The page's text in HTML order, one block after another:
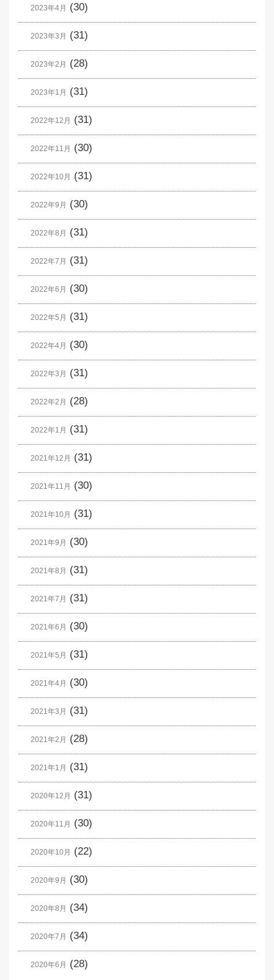
2023年4月 (30)
2023年3月 (31)
2023年2月 (28)
2023年1月 (31)
2022年12月 (31)
2022年11月 (30)
2022年10月 (31)
2022年9月 (30)
2022年8月 (31)
2022年7月 (31)
2022年6月 (30)
2022年5月 (31)
2022年4月 (30)
2022年3月 (31)
2022年2月 (28)
2022年1月 (31)
2021年12月 (31)
2021年11月 (30)
2021年10月 (31)
2021年9月 (30)
2021年8月 (31)
2021年7月 (31)
2021年6月 (30)
2021年5月 (31)
2021年4月 (30)
2021年3月 (31)
2021年2月 (28)
2021年1月 (31)
2020年12月 (31)
2020年11月 (30)
2020年10月 (22)
2020年9月 (30)
2020年8月 (34)
2020年7月 (34)
2020年6月 (28)